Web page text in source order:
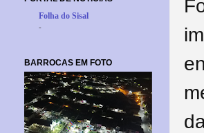
Folha do Sisal
-
BARROCAS EM FOTO